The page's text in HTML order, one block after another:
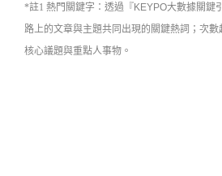
*註1 熱門關鍵字：透過『KEYPO大數據關鍵
路上的文章與主題共同出現的關鍵熱詞；次
核心議題與重點人事物。